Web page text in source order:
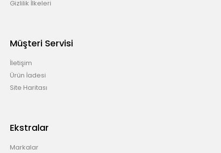
Gizlilik İlkeleri
Müşteri Servisi
İletişim
Ürün İadesi
Site Haritası
Ekstralar
Markalar